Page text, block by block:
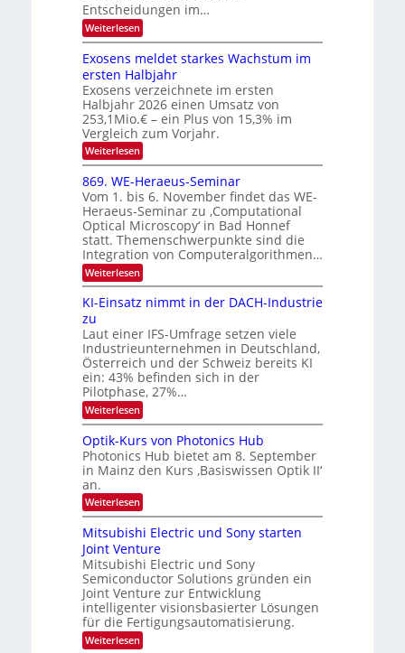
a
l
k
s
r
V
I
S
I
O
N
2
0
2
6
l
e
k
t
r
o
n
k
-
u
n
d
B
i
l
d
v
r
a
r
b
e
i
t
u
n
s
T
r
e
n
d
s
Entscheidungen im…
Weiterlesen:
W
n
n
d
i
e
K
I
m
i
t
e
n
k
t
Exosens meldet starkes Wachstum im
ersten Halbjahr
Exosens verzeichnete im ersten
Halbjahr 2026 einen Umsatz von
253,1Mio.€ – ein Plus von 15,3% im
Vergleich zum Vorjahr.
Weiterlesen:
E
x
o
s
e
n
s
m
e
l
d
e
t
a
r
k
e
s
W
a
c
h
s
t
u
m
i
m
e
r
s
t
e
n
H
a
l
869. WE-Heraeus-Seminar
Vom 1. bis 6. November findet das WE-
Heraeus-Seminar zu ‚Computational
Optical Microscopy‘ in Bad Honnef
statt. Themenschwerpunkte sind die
Integration von Computeralgorithmen…
Weiterlesen:
8
9
W
E
-
H
e
r
a
e
u
s
-
S
m
i
a
r
KI-Einsatz nimmt in der DACH-Industrie
zu
Laut einer IFS-Umfrage setzen viele
Industrieunternehmen in Deutschland,
Österreich und der Schweiz bereits KI
ein: 43% befinden sich in der
Pilotphase, 27%…
Weiterlesen:
K
-
E
i
s
a
z
n
i
m
m
t
i
n
d
e
Optik-Kurs von Photonics Hub
Photonics Hub bietet am 8. September
in Mainz den Kurs ‚Basiswissen Optik II‘
an.
Weiterlesen:
O
p
t
i
k
-
K
u
r
s
v
Mitsubishi Electric und Sony starten
Joint Venture
Mitsubishi Electric und Sony
Semiconductor Solutions gründen ein
Joint Venture zur Entwicklung
intelligenter visionsbasierter Lösungen
für die Fertigungsautomatisierung.
Weiterlesen: